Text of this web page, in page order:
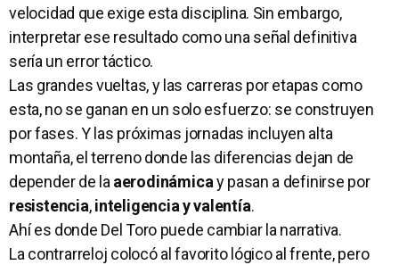
velocidad que exige esta disciplina. Sin embargo,
interpretar ese resultado como una señal definitiva
sería un error táctico.
Las grandes vueltas, y las carreras por etapas como
esta, no se ganan en un solo esfuerzo: se construyen
por fases. Y las próximas jornadas incluyen alta
montaña, el terreno donde las diferencias dejan de
depender de laaerodinámicay pasan a definirse por
resistencia,inteligencia y valentía.
Ahí es donde Del Toro puede cambiar la narrativa.
La contrarreloj colocó al favorito lógico al frente, pero